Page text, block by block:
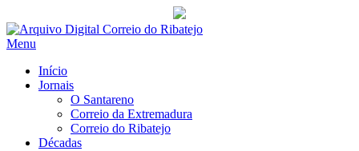
Saltar
para
Menu
Início
Jornais
O Santareno
Correio da Extremadura
Correio do Ribatejo
Décadas